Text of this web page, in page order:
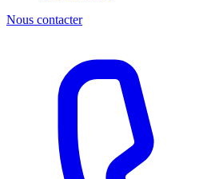
Nous contacter